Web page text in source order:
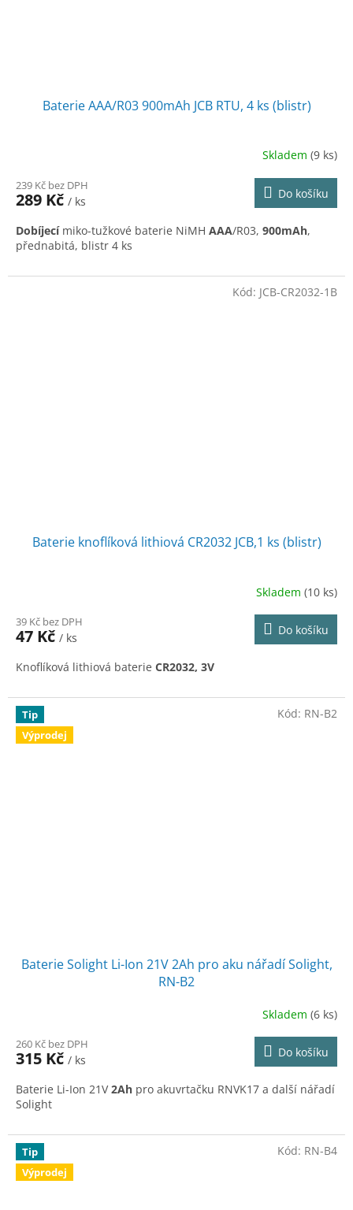
Baterie AAA/R03 900mAh JCB RTU, 4 ks (blistr)
Skladem (9 ks)
239 Kč bez DPH
289 Kč / ks
Do košíku
Dobíjecímiko-tužkové baterie NiMH AAA/R03, 900mAh,
přednabitá, blistr 4 ks
Baterie knoflíková lithiová CR2032 JCB,1 ks (blistr)
Skladem (10 ks)
39 Kč bez DPH
47 Kč / ks
Do košíku
Knoflíková lithiová baterie CR2032, 3V
Kód: JCB-CR2032-1B
Tip
Výprodej
Baterie Solight Li-Ion 21V 2Ah pro aku nářadí Solight,
RN-B2
Skladem (6 ks)
260 Kč bez DPH
315 Kč / ks
Do košíku
Baterie Li-Ion 21V2Ah pro akuvrtačku RNVK17 a další nářadí
Solight
Kód: RN-B2
Tip
Výprodej
Kód: RN-B4